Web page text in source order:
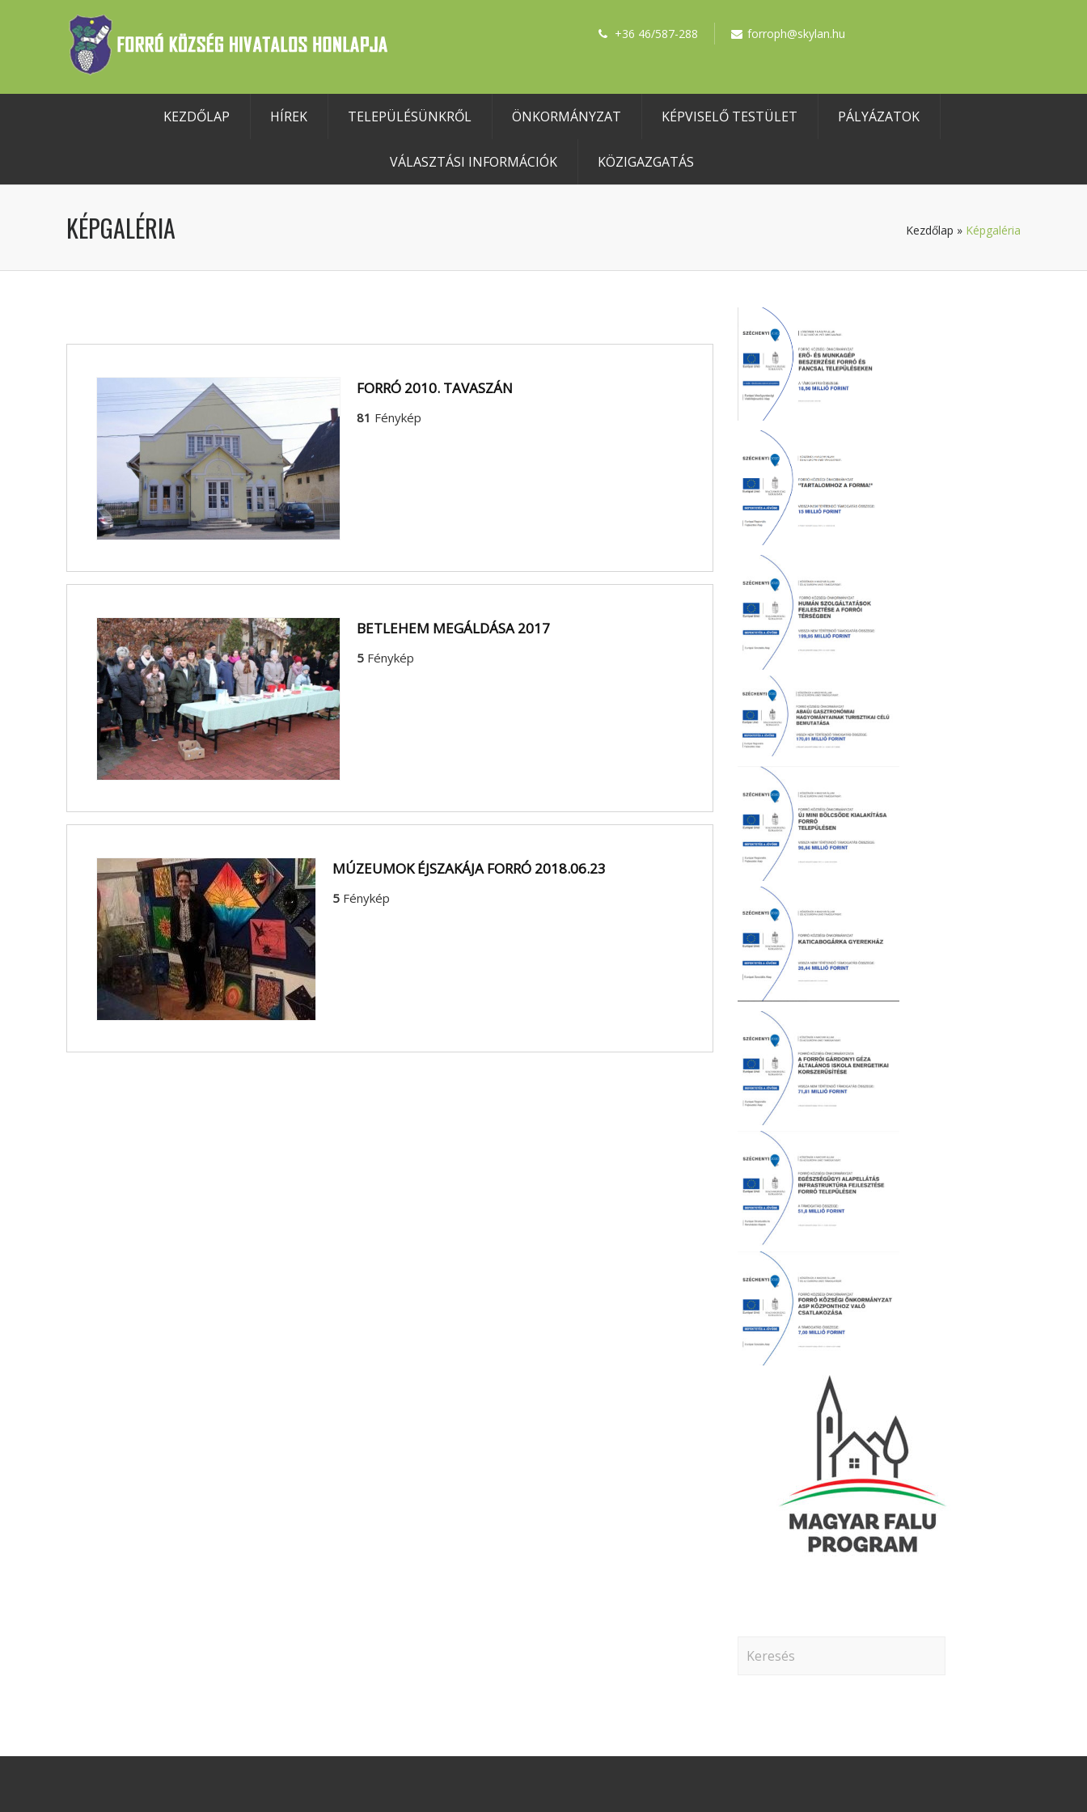
+36 46/587-288 forroph@skylan.hu
KEZDŐLAP HÍREK TELEPÜLÉSÜNKRŐL ÖNKORMÁNYZAT KÉPVISELŐ TESTÜLET PÁLYÁZATOK
VÁLASZTÁSI INFORMÁCIÓK KÖZIGAZGATÁS
KÉPGALÉRIA Kezdőlap » Képgaléria
FORRÓ 2010. TAVASZÁN
81 Fénykép
BETLEHEM MEGÁLDÁSA 2017
5 Fénykép
MÚZEUMOK ÉJSZAKÁJA FORRÓ 2018.06.23
5 Fénykép